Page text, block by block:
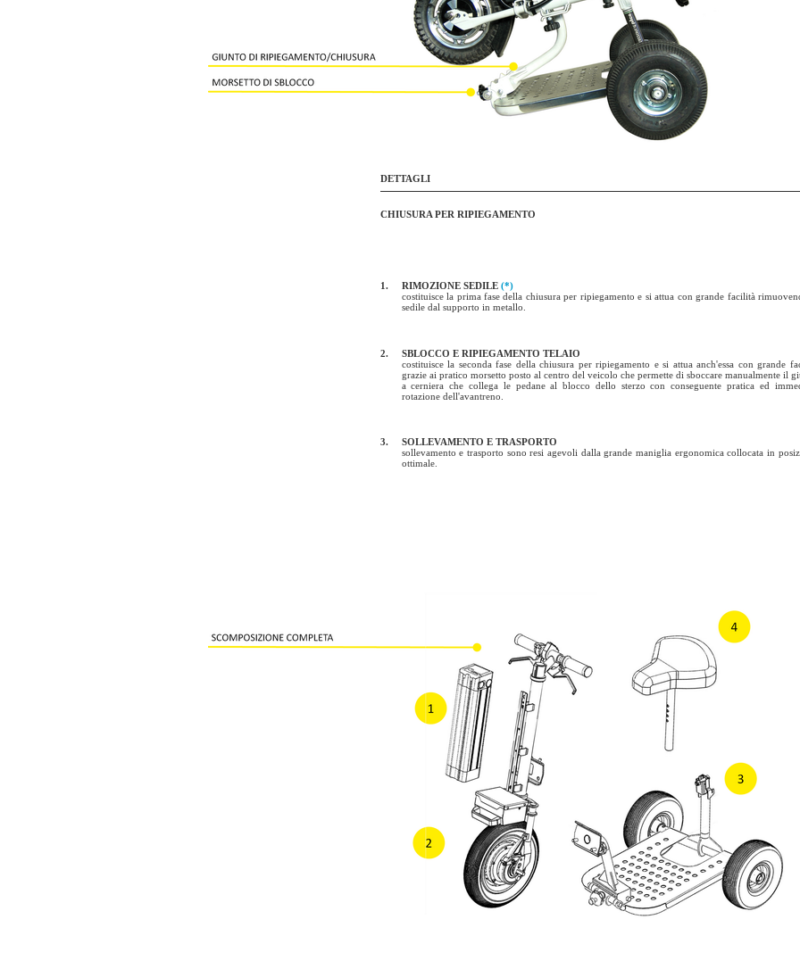
DETTAGLI
CHIUSURA PER RIPIEGAMENTO
1. RIMOZIONE SEDILE (*)
costituisce la prima fase della chiusura per ripiegamento e si attua con grande facilità
sedile dal supporto in metallo.
2.
SBLOCCO E RIPIEGAMENTO TELAIO
costituisce la seconda fase della chiusura per ripiegamento e si attua anch'essa con grande
grazie ai pratico morsetto posto al centro del veicolo che permette di sboccare manualmente il
a cerniera che collega le pedane al blocco dello sterzo con conseguente pratica ed
rotazione dell'avantreno.
3.
SOLLEVAMENTO E TRASPORTO
sollevamento e trasporto sono resi agevoli dalla grande maniglia ergonomica collocata in
ottimale.